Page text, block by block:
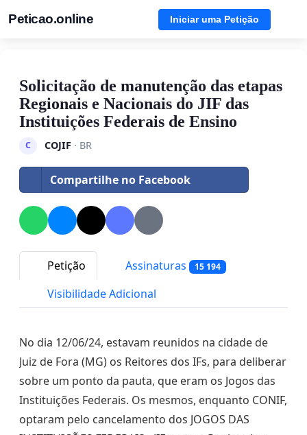
Peticao.online Iniciar uma Petição
Solicitação de manutenção das etapas
Regionais e Nacionais do JIF das
Instituições Federais de Ensino
C COJIF· BR
Compartilhe no Facebook
Petição Assinaturas 15 194
Visibilidade Adicional
No dia 12/06/24, estavam reunidos na cidade de
Juiz de Fora (MG) os Reitores dos IFs, para deliberar
sobre um ponto da pauta, que eram os Jogos das
Instituições Federais. Os mesmos, enquanto CONIF,
optaram pelo cancelamento dos JOGOS DAS